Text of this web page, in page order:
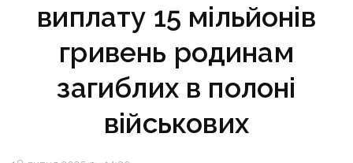
виплату 15 мільйонів
гривень родинам
загиблих в полоні
військових